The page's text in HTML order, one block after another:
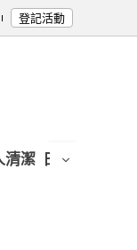
登記活動
清潔 日用/紙品